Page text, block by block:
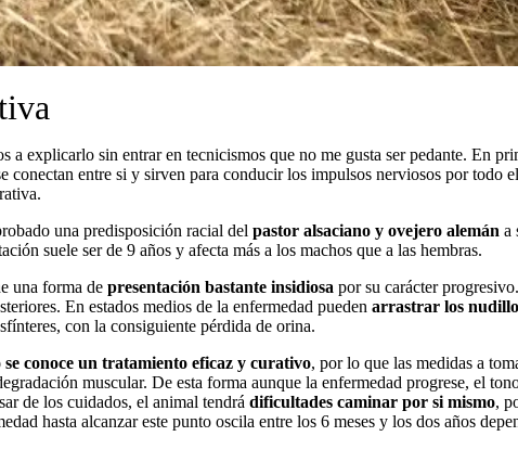
a explicarlo sin entrar en tecnicismos que no me gusta ser pedante. En
conectan entre si y sirven para conducir los impulsos nerviosos por todo
una predisposición racial del pastor alsaciano y ovejero alemán a
suele ser de 9 años y afecta más a los machos que a las hembras.
una forma de presentación bastante insidiosa por su carácter
En estados medios de la enfermedad pueden arrastrar los
con la consiguiente pérdida de orina.
se conoce un tratamiento eficaz y curativo, por lo que las medidas a
muscular. De esta forma aunque la enfermedad progrese, el
de los cuidados, el animal tendrá dificultades caminar por si mismo,
hasta alcanzar este punto oscila entre los 6 meses y los dos años